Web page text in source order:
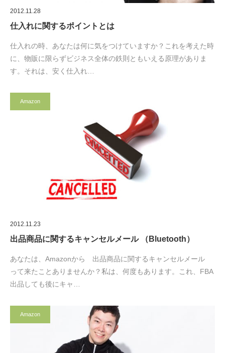
2012.11.28
仕入れに関するポイントとは
仕入れの時、あなたは何に気をつけていますか？これを考えた時
に、物販に限らずビジネス全体の鉄則ともいえる原理がありま
す。それは、安く仕入れ…
Amazon
2012.11.23
出品商品に関するキャンセルメール （Bluetooth）
あなたは、Amazonから 出品商品に関するキャンセルメール
って来たことありませんか？私は、何度もあります。これ、FBA
出品しても後にキャ…
Amazon